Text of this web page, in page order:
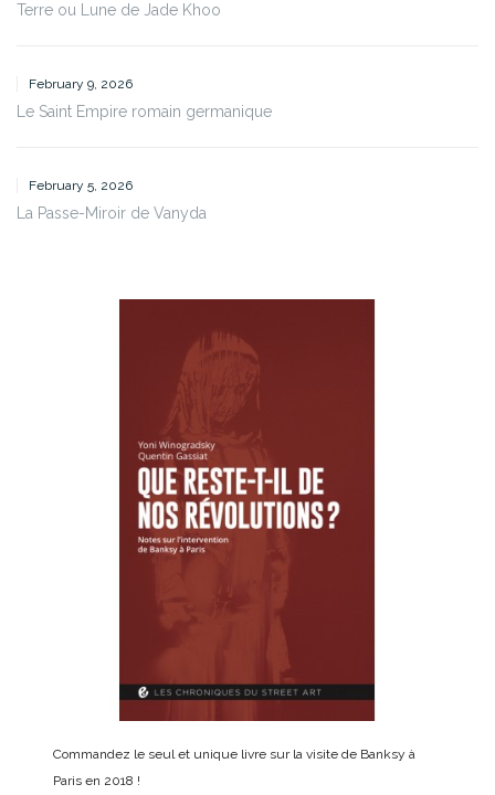
Terre ou Lune de Jade Khoo
February 9, 2026
Le Saint Empire romain germanique
February 5, 2026
La Passe-Miroir de Vanyda
Commandez le seul et unique livre sur la visite de Banksy à
Paris en 2018 !